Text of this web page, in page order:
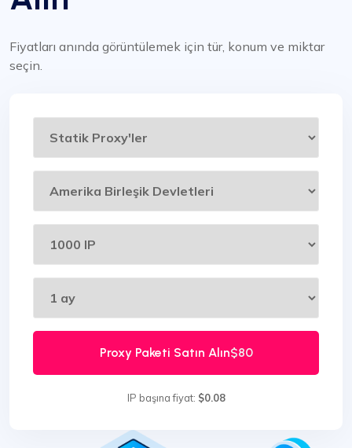
Fiyatları anında görüntülemek için tür, konum ve miktar
seçin.
Proxy Paketi Satın Alın$80
IP başına fiyat: $0.08